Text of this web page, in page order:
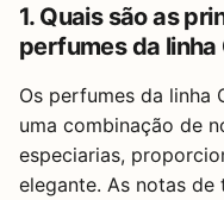
1. Quais são as
perfumes da linha
Os perfumes da linha
uma combinação de
especiarias,
elegante. As notas